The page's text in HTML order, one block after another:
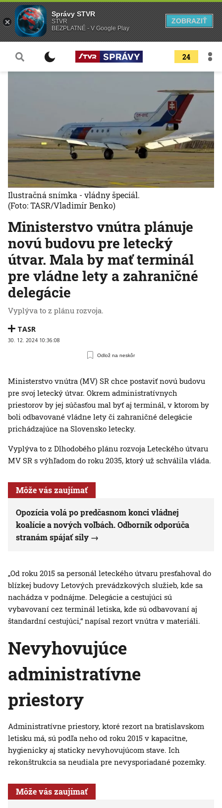
24
Ministerstvo vnútra plánuje
novú budovu pre letecký
útvar. Mala by mať terminál
pre vládne lety a zahraničné
delegácie
Vyplýva to z plánu rozvoja.
TASR
30. 12. 2024 10:36:08
Odlož na neskôr
Ilustračná snímka - vládny špeciál.
(Foto: TASR/Vladimír Benko)
Ministerstvo vnútra (MV) SR chce postaviť novú budovu
pre svoj letecký útvar. Okrem administratívnych
priestorov by jej súčasťou mal byť aj terminál, v ktorom by
boli odbavované vládne lety či zahraničné delegácie
prichádzajúce na Slovensko letecky.
Vyplýva to z Dlhodobého plánu rozvoja Leteckého útvaru
MV SR s výhľadom do roku 2035, ktorý už schválila vláda.
Môže vás zaujímať
Opozícia volá po predčasnom konci vládnej
koalície a nových voľbách. Odborník odporúča
stranám spájať sily
„Od roku 2015 sa personál leteckého útvaru presťahoval do
blízkej budovy Letových prevádzkových služieb, kde sa
nachádza v podnájme. Delegácie a cestujúci sú
vybavovaní cez terminál letiska, kde sú odbavovaní aj
štandardní cestujúci,“ napísal rezort vnútra v materiáli.
Nevyhovujúce
administratívne
priestory
Administratívne priestory, ktoré rezort na bratislavskom
letisku má, sú podľa neho od roku 2015 v kapacitne,
hygienicky aj staticky nevyhovujúcom stave. Ich
rekonštrukcia sa neudiala pre nevysporiadané pozemky.
Môže vás zaujímať
Správy STVR
STVR
BEZPLATNÉ - V Google Play
ZOBRAZIŤ